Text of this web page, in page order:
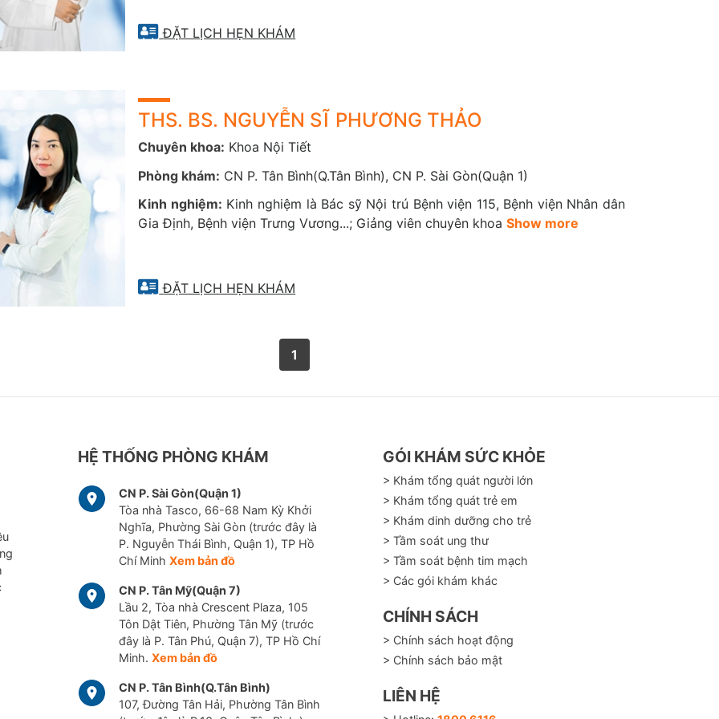
thính, Bệnh Alzheimer.
tư vấn, tầm soát và điều trị các bệnh tuyến giáp
hoạt động quá mức. Nó làm cho hệ thống trong cơ thể hoạt động nhanh và có thể cảm thấy lo lắng, giảm
và có nhịp tim nhanh hoặc khó ngủ.
uy giáp: tức là khi cơ thể không tạo ra đủ hormon tuyến giáp, hệ thống trong cơ thể sẽ chậm lại và có thể cảm
mệt mỏi, tăng cân, nhịp tim chậm và đau khớp và cơ bắp.
tuyến giáp
giáp nhân
tư vấn, chẩn đoán và điều trị các bệnh lý do rối loạn tuyến thượng thận
uy tuyến thượng thận
kiểm soát căng thẳng
: Tức là trong cơ thể tạo ra quá nhiều cortisol. Dấu hiệu ban đầu là thể tăng cân, dễ bị rạn
loạn mỡ máu
ĐẶT LỊCH HẸN KHÁM
THS. BS. NGUYỄN SĨ PHƯƠNG THẢO
Chuyên khoa: Khoa Nội Tiết
Phòng khám: CN P. Tân Bình(Q.Tân Bình), CN P. Sài Gòn(Quận 1)
Kinh nghiệm: Kinh nghiệm là Bác sỹ Nội trú Bệnh viện 115, Bệnh viện Nhân dân
Gia Định, Bệnh viện Trưng Vương...; Giảng viên chuyên khoaShow more
ĐẶT LỊCH HẸN KHÁM
1
HỆ THỐNG PHÒNG KHÁM
CN P. Sài Gòn(Quận 1)
Tòa nhà Tasco, 66-68 Nam Kỳ Khởi
Nghĩa, Phường Sài Gòn (trước đây là
P. Nguyễn Thái Bình, Quận 1), TP Hồ
Chí Minh Xem bản đồ
CN P. Tân Mỹ(Quận 7)
Lầu 2, Tòa nhà Crescent Plaza, 105
Tôn Dật Tiên, Phường Tân Mỹ (trước
đây là P. Tân Phú, Quận 7), TP Hồ Chí
Minh. Xem bản đồ
CN P. Tân Bình(Q.Tân Bình)
107, Đường Tân Hải, Phường Tân Bình
GÓI KHÁM SỨC KHỎE
> Khám tổng quát người lớn
> Khám tổng quát trẻ em
> Khám dinh dưỡng cho trẻ
> Tầm soát ung thư
> Tầm soát bệnh tim mạch
> Các gói khám khác
CHÍNH SÁCH
> Chính sách hoạt động
> Chính sách bảo mật
LIÊN HỆ